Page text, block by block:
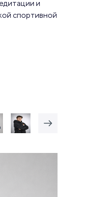
и
спортивной